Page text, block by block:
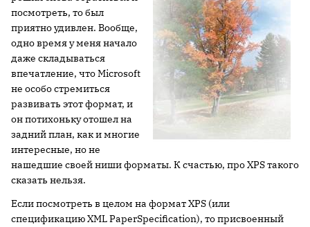
посмотреть, то был
приятно удивлен. Вообще,
одно время у меня начало
даже складываться
впечатление, что Microsoft
не особо стремиться
развивать этот формат, и
он потихоньку отошел на
задний план, как и многие
интересные, но не
нашедшие своей ниши форматы. К счастью, про XPS такого
сказать нельзя.
Если посмотреть в целом на формат XPS (или
спецификацию XML PaperSpecification), то присвоенный